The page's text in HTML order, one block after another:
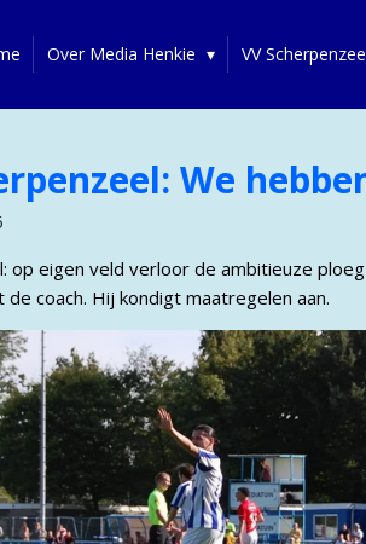
Over Media Henkie VV
We
op eigen veld verloor de ambitieuze
coach. Hij kondigt maatregelen aan.